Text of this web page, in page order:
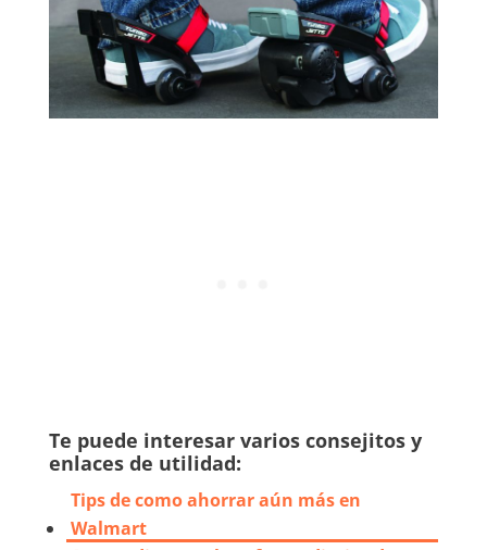
Te puede interesar varios consejitos y
enlaces de utilidad:
Tips de como ahorrar aún más en
Walmart